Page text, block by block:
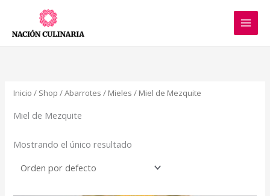
contenido
Inicio / Shop /Abarrotes / Mieles / Miel de Mezquite
Miel de Mezquite
Mostrando el único resultado